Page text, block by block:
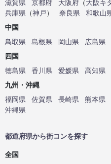
滋賀県
京都府 大阪府 （大阪キ
兵庫県 （神戸） 奈良県
和歌山
中国
鳥取県
島根県 岡山県 広島県
四国
徳島県
香川県 愛媛県
高知県
九州・沖縄
福岡県
佐賀県 長崎県 熊本県
沖縄県
都道府県から街コンを探す
全国